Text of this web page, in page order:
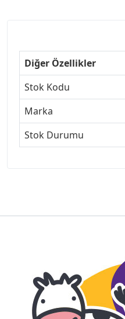
Diğer Özellikler
Stok Kodu
Marka
Stok Durumu